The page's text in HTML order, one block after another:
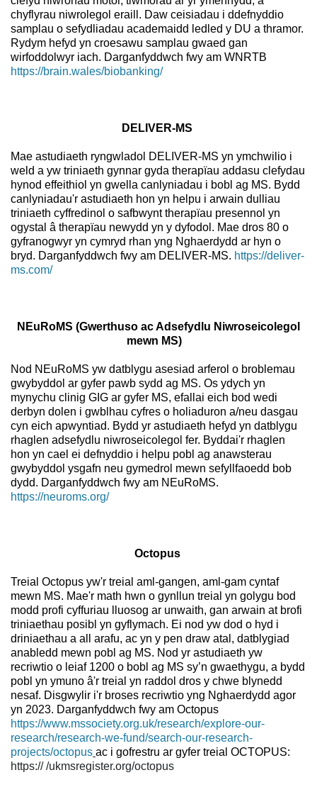
chyflyrau niwrolegol eraill. Daw ceisiadau i ddefnyddio
samplau o sefydliadau academaidd ledled y DU a thramor.
Rydym hefyd yn croesawu samplau gwaed gan
wirfoddolwyr iach. Darganfyddwch fwy am WNRTB
https://brain.wales/biobanking/
DELIVER-MS
Mae astudiaeth ryngwladol DELIVER-MS yn ymchwilio i
weld a yw triniaeth gynnar gyda therapïau addasu clefydau
hynod effeithiol yn gwella canlyniadau i bobl ag MS. Bydd
canlyniadau'r astudiaeth hon yn helpu i arwain dulliau
triniaeth cyffredinol o safbwynt therapïau presennol yn
ogystal â therapïau newydd yn y dyfodol. Mae dros 80 o
gyfranogwyr yn cymryd rhan yng Nghaerdydd ar hyn o
bryd. Darganfyddwch fwy am DELIVER-MS. https://deliver-
ms.com/
NEuRoMS (Gwerthuso ac Adsefydlu Niwroseicolegol
mewn MS)
Nod NEuRoMS yw datblygu asesiad arferol o broblemau
gwybyddol ar gyfer pawb sydd ag MS. Os ydych yn
mynychu clinig GIG ar gyfer MS, efallai eich bod wedi
derbyn dolen i gwblhau cyfres o holiaduron a/neu dasgau
cyn eich apwyntiad. Bydd yr astudiaeth hefyd yn datblygu
rhaglen adsefydlu niwroseicolegol fer. Byddai'r rhaglen
hon yn cael ei defnyddio i helpu pobl ag anawsterau
gwybyddol ysgafn neu gymedrol mewn sefyllfaoedd bob
dydd. Darganfyddwch fwy am NEuRoMS.
https://neuroms.org/
Octopus
Treial Octopus yw'r treial aml-gangen, aml-gam cyntaf
mewn MS. Mae'r math hwn o gynllun treial yn golygu bod
modd profi cyffuriau lluosog ar unwaith, gan arwain at brofi
triniaethau posibl yn gyflymach. Ei nod yw dod o hyd i
driniaethau a all arafu, ac yn y pen draw atal, datblygiad
anabledd mewn pobl ag MS. Nod yr astudiaeth yw
recriwtio o leiaf 1200 o bobl ag MS sy’n gwaethygu, a bydd
pobl yn ymuno â'r treial yn raddol dros y chwe blynedd
nesaf. Disgwylir i'r broses recriwtio yng Nghaerdydd agor
yn 2023. Darganfyddwch fwy am Octopus
https://www.mssociety.org.uk/research/explore-our-
research/research-we-fund/search-our-research-
projects/octopus ac i gofrestru ar gyfer treial OCTOPUS:
https:// /ukmsregister.org/octopus